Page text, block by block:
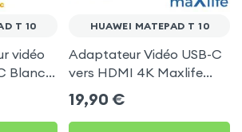
T 10
vidéo
Blanc
T
HUAWEI MATEPAD T 10
Adaptateur Vidéo USB-C
vers HDMI 4K Maxlife
Gris pour Huawei
MatePad T 10
19,90 €